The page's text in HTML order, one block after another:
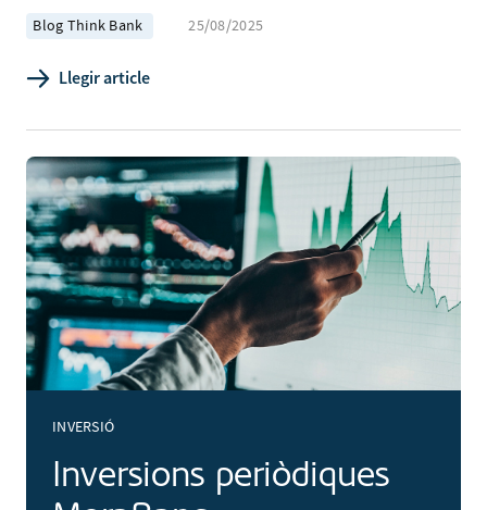
Blog Think Bank 25/08/2025
Llegir article
INVERSIÓ
Inversions periòdiques